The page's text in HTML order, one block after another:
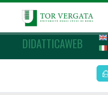
DIDATTICAWEB